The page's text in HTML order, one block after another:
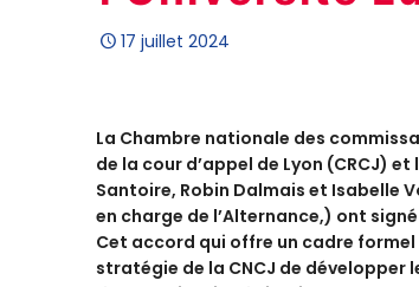
17 juillet 2024
La Chambre nationale des
de la cour d’appel de Lyon (CRCJ)
Santoire, Robin Dalmais et Isabelle
en charge de l’Alternance,) ont
Cet accord qui offre un cadre
stratégie de la CNCJ de développer